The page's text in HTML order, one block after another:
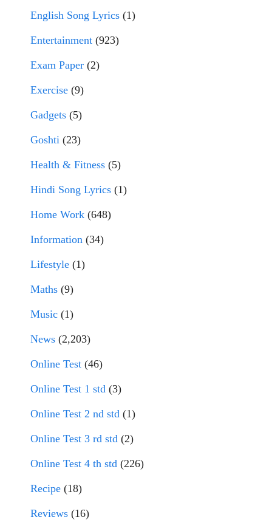
English Song Lyrics (1)
Entertainment (923)
Exam Paper (2)
Exercise (9)
Gadgets (5)
Goshti (23)
Health & Fitness (5)
Hindi Song Lyrics (1)
Home Work (648)
Information (34)
Lifestyle (1)
Maths (9)
Music (1)
News (2,203)
Online Test (46)
Online Test 1 std (3)
Online Test 2 nd std (1)
Online Test 3 rd std (2)
Online Test 4 th std (226)
Recipe (18)
Reviews (16)